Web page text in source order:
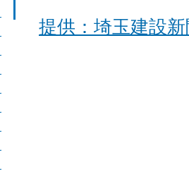
提供：埼玉建設